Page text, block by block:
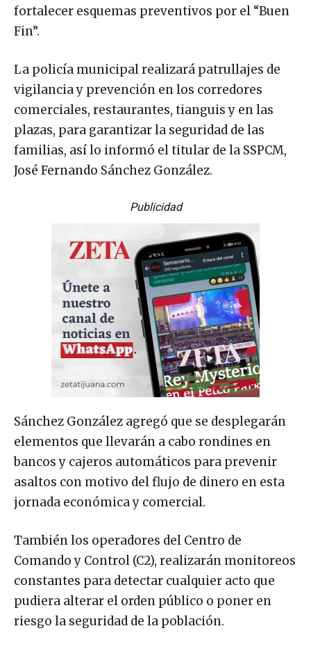
fortalecer esquemas preventivos por el “Buen
Fin”.
La policía municipal realizará patrullajes de
vigilancia y prevención en los corredores
comerciales, restaurantes, tianguis y en las
plazas, para garantizar la seguridad de las
familias, así lo informó el titular de la SSPCM,
José Fernando Sánchez González.
Publicidad
Sánchez González agregó que se desplegarán
elementos que llevarán a cabo rondines en
bancos y cajeros automáticos para prevenir
asaltos con motivo del flujo de dinero en esta
jornada económica y comercial.
También los operadores del Centro de
Comando y Control (C2), realizarán monitoreos
constantes para detectar cualquier acto que
pudiera alterar el orden público o poner en
riesgo la seguridad de la población.